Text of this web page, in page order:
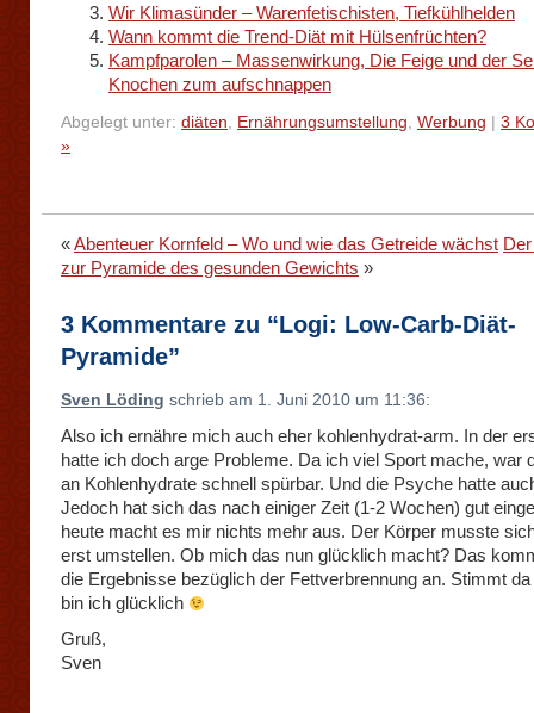
Wir Klimasünder – Warenfetischisten, Tiefkühlhelden
Wann kommt die Trend-Diät mit Hülsenfrüchten?
Kampfparolen – Massenwirkung, Die Feige und der
Knochen zum aufschnappen
Abgelegt unter: diäten, Ernährungsumstellung, Werbung
3
»
«Abenteuer Kornfeld – Wo und wie das Getreide wächst
zur Pyramide des gesunden Gewichts »
3 Kommentare zu “Logi: Low-Carb-Diät-
Pyramide”
Sven Löding schrieb am 1. Juni 2010 um 11:36:
Also ich ernähre mich auch eher kohlenhydrat-arm. In der
hatte ich doch arge Probleme. Da ich viel Sport mache, war
an Kohlenhydrate schnell spürbar. Und die Psyche hatte
Jedoch hat sich das nach einiger Zeit (1-2 Wochen) gut
heute macht es mir nichts mehr aus. Der Körper musste
erst umstellen. Ob mich das nun glücklich macht? Das
die Ergebnisse bezüglich der Fettverbrennung an. Stimmt
bin ich glücklich
Gruß,
Sven